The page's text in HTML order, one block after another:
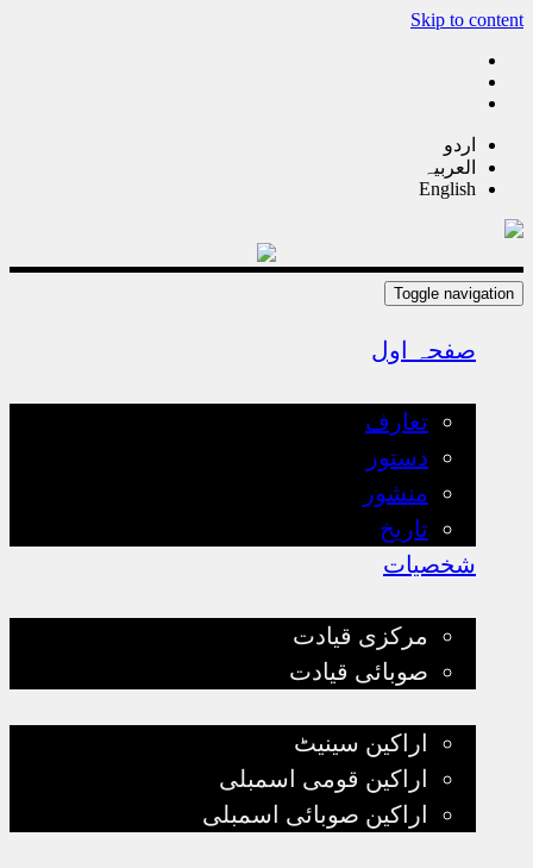
Skip to content
اردو
العربیہ
English
Toggle navigation
صفحہ اول
تعارف
دستور
منشور
تاریخ
شخصیات
مرکزی قیادت
صوبائی قیادت
اراکین سینیٹ
اراکین قومی اسمبلی
اراکین صوبائی اسمبلی